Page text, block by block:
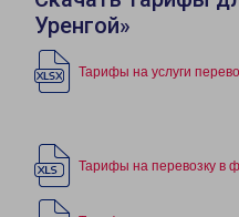
Уренгой»
Тарифы на услуги
Тарифы на перевозку в